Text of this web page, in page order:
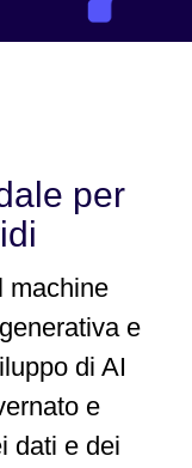
per
machine
e
di AI
e
dati e dei